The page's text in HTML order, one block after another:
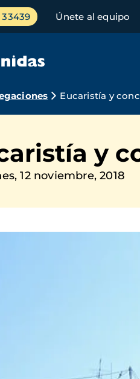
Únete al equipo
Eucaristía y
y
12 noviembre, 2018